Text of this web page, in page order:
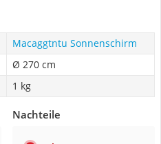
Macaggtntu Sonnenschirm
Ø 270 cm
1 kg
Nachteile